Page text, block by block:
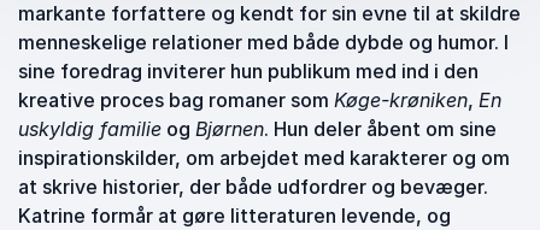
markante forfattere og kendt for sin evne til at skildre
menneskelige relationer med både dybde og humor. I
sine foredrag inviterer hun publikum med ind i den
kreative proces bag romaner som Køge-krøniken, En
uskyldig familie og Bjørnen. Hun deler åbent om sine
inspirationskilder, om arbejdet med karakterer og om
at skrive historier, der både udfordrer og bevæger.
Katrine formår at gøre litteraturen levende, og